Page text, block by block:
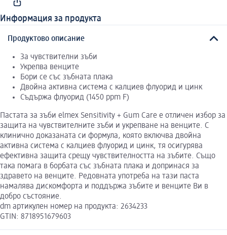
Информация за продукта
Продуктово описание
За чувствителни зъби
Укрепва венците
Бори се със зъбната плака
Двойна активна система с калциев флуорид и цинк
Съдържа флуорид (1450 ppm F)
Пастата за зъби elmex Sensitivity + Gum Care е отличен избор за
защита на чувствителните зъби и укрепване на венците. С
клинично доказаната си формула, която включва двойна
активна система с калциев флуорид и цинк, тя осигурява
ефективна защита срещу чувствителността на зъбите. Също
така помага в борбата със зъбната плака и допринася за
здравето на венците. Редовната употреба на тази паста
намалява дискомфорта и поддържа зъбите и венците Ви в
добро състояние.
dm артикулен номер на продукта: 2634233
GTIN: 8718951679603